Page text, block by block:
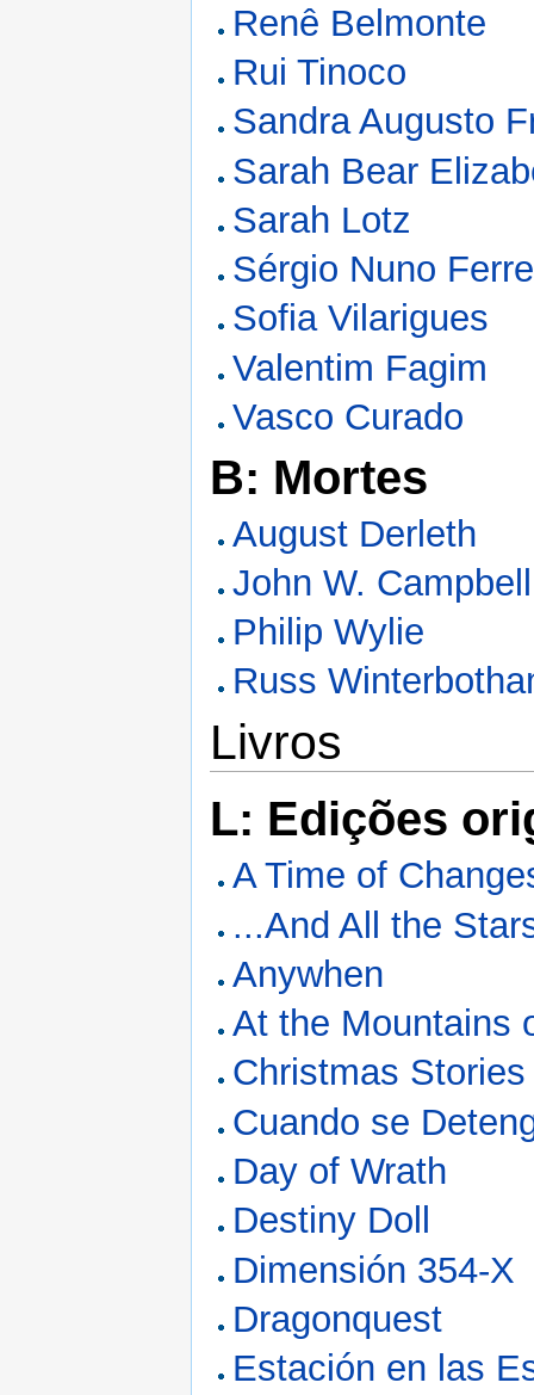
Renê Belmonte
Rui Tinoco
Sandra Augusto
Sarah Bear
Sarah Lotz
Sérgio Nuno
Sofia Vilarigues
Valentim Fagim
Vasco Curado
B: Mortes
August Derleth
John W.
Philip Wylie
Russ
Livros
L: Edições
A Time of
...And All the
Anywhen
At the Mountains
Christmas Stories
Cuando se
Day of Wrath
Destiny Doll
Dimensión 354-X
Dragonquest
Estación en las